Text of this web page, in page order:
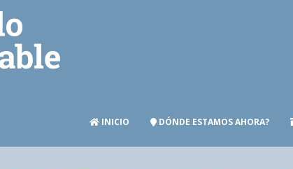
INICIO DÓNDE ESTAMOS AHORA?